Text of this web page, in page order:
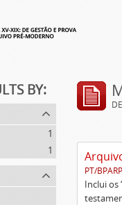
BY:
1
1
PT/
Inclui os